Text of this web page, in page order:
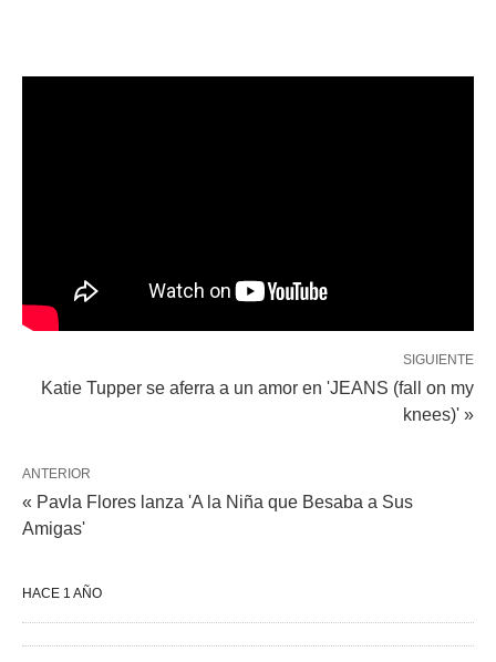
SIGUIENTE
Katie Tupper se aferra a un amor en 'JEANS (fall on my
knees)' »
ANTERIOR
« Pavla Flores lanza 'A la Niña que Besaba a Sus
Amigas'
HACE 1 AÑO